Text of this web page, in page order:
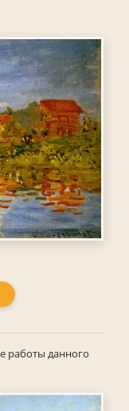
работы данного